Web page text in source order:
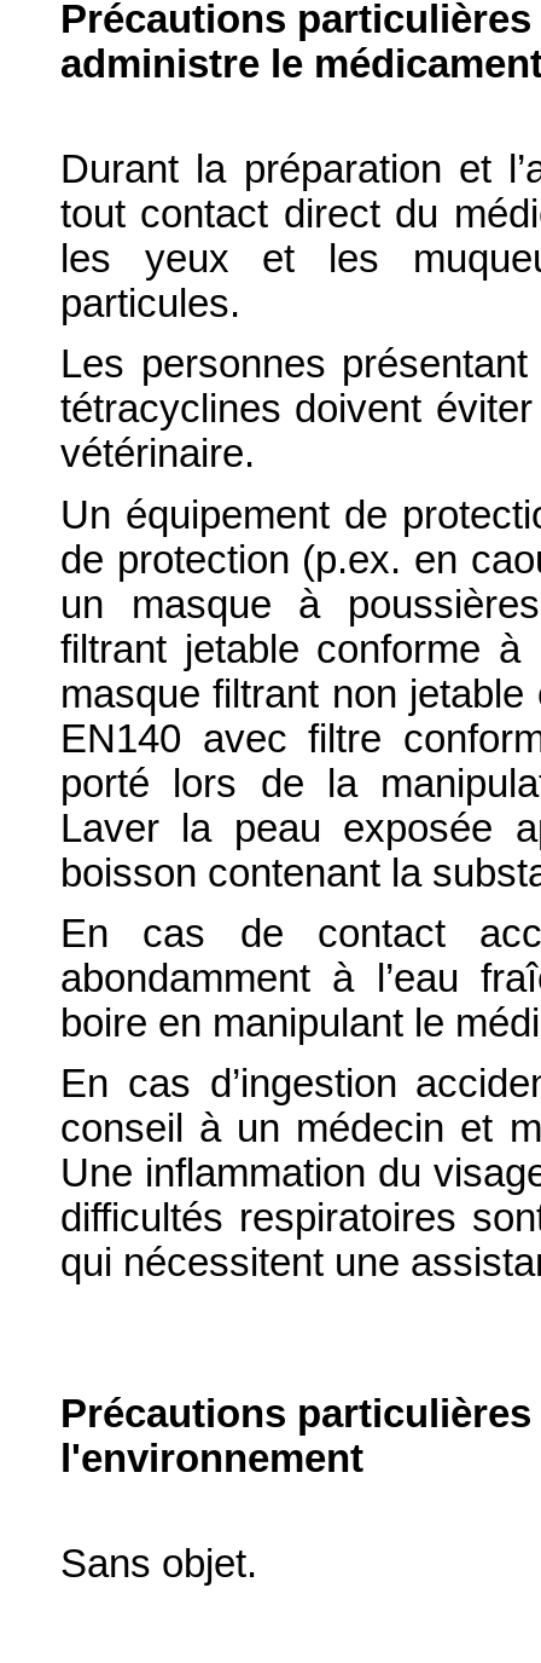
Précautions
administre le
Durant la préparation et
tout contact direct du
les yeux et les
particules.
Les personnes
tétracyclines doivent
vétérinaire.
Un équipement de
de protection (p.ex. en
un masque à
filtrant jetable conforme
masque filtrant non
EN140 avec filtre
porté lors de la
Laver la peau exposée
boisson contenant la
En cas de contact
abondamment à l’eau
boire en manipulant le
En cas d’ingestion
conseil à un médecin et
Une inflammation du
difficultés respiratoires
qui nécessitent une
Précautions
l'environnement
Sans objet.